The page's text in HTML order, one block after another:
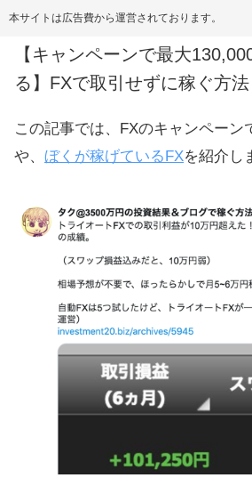
本サイトは広告費から運営されております。
【キャンペーンで最大
る】FXで取引せずに稼ぐ方
この記事では、FXのキャンペーン
や、 ぼくが稼げているFXを紹介し